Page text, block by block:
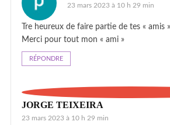
23 mars 2023 à 10 h 29 min
Tre heureux de faire partie de tes « amis »
Merci pour tout mon « ami »
RÉPONDRE
JORGE TEIXEIRA
23 mars 2023 à 10 h 29 min